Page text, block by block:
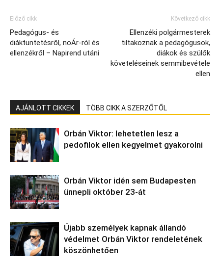
Előző cikk
Pedagógus- és
diáktüntetésről, noÁr-ról és
ellenzékről – Napirend utáni
Következő cikk
Ellenzéki polgármesterek
tiltakoznak a pedagógusok,
diákok és szülők
követeléseinek semmibevétele
ellen
AJÁNLOTT CIKKEK TÖBB CIKK A SZERZŐTŐL
Orbán Viktor: lehetetlen lesz a
pedofilok ellen kegyelmet gyakorolni
Orbán Viktor idén sem Budapesten
ünnepli október 23-át
Újabb személyek kapnak állandó
védelmet Orbán Viktor rendeletének
köszönhetően